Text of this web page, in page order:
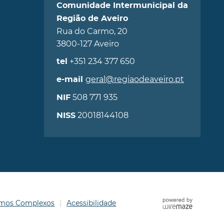
Comunidade Intermunicipal da
Região de Aveiro
Rua do Carmo, 20
3800-127 Aveiro
tel +351 234 377 650
e-mail geral@regiaodeaveiro.pt
NIF508 771 935
NISS20018144108
Complexos Acessibilidade